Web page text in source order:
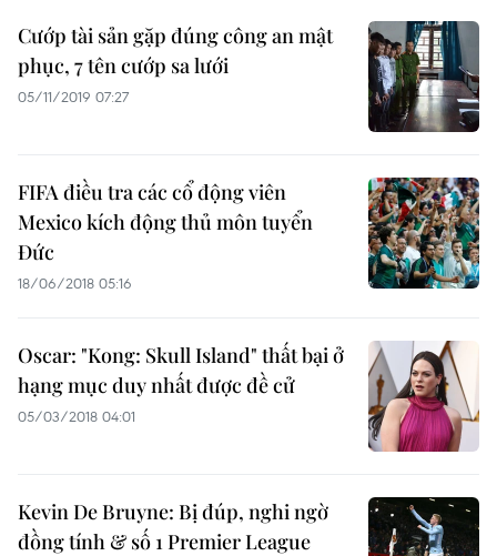
Cướp tài sản gặp đúng công an mật
phục, 7 tên cướp sa lưới
05/11/2019 07:27
FIFA điều tra các cổ động viên
Mexico kích động thủ môn tuyển
Đức
18/06/2018 05:16
Oscar: "Kong: Skull Island" thất bại ở
hạng mục duy nhất được đề cử
05/03/2018 04:01
Kevin De Bruyne: Bị đúp, nghi ngờ
đồng tính & số 1 Premier League